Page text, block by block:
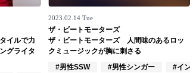
イルで力
グライタ
2023.02.14 Tue
ザ・ビートモーターズ
ザ・ビートモーターズ 人間味のあるロッ
クミュージックが胸に刺さる
#男性SSW
#男性シンガー #イン